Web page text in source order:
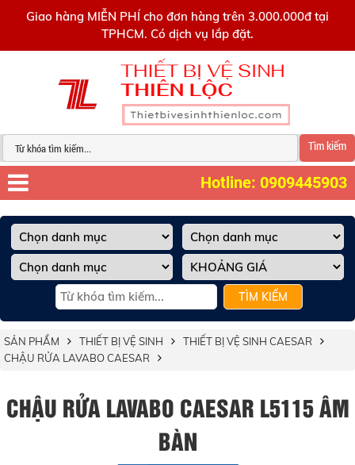
Giao hàng MIỄN PHÍ cho đơn hàng trên 3.000.000đ tại
TPHCM. Có dịch vụ lắp đặt.
Tìm kiếm
Hotline: 0909445903
TÌM KIẾM
SẢN PHẨM THIẾT BỊ VỆ SINH
THIẾT BỊ VỆ SINH CAESAR
CHẬU RỬA LAVABO CAESAR
CHẬU RỬA LAVABO CAESAR L5115 ÂM
BÀN
0909445903